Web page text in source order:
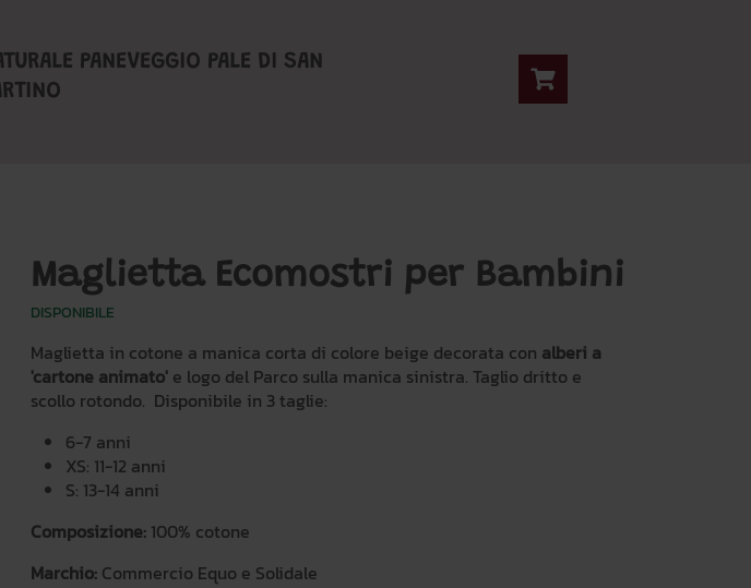
PANEVEGGIO PALE DI SAN
Maglietta Ecomostri per Bambini
DISPONIBILE
Maglietta in cotone a manica corta di colore beige decorata con alberi a
'cartone animato' e logo del Parco sulla manica sinistra. Taglio dritto e
scollo rotondo. Disponibile in 3 taglie:
6-7 anni
XS: 11-12 anni
S: 13-14 anni
Composizione: 100% cotone
Marchio: Commercio Equo e Solidale